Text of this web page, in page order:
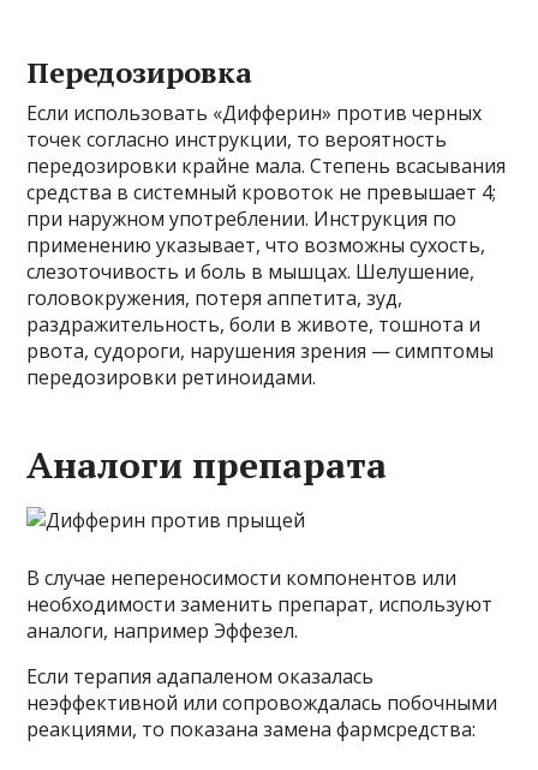
Передозировка
Если использовать «Дифферин» против черных
точек согласно инструкции, то вероятность
передозировки крайне мала. Степень всасывания
средства в системный кровоток не превышает 4;
при наружном употреблении. Инструкция по
применению указывает, что возможны сухость,
слезоточивость и боль в мышцах. Шелушение,
головокружения, потеря аппетита, зуд,
раздражительность, боли в животе, тошнота и
рвота, судороги, нарушения зрения — симптомы
передозировки ретиноидами.
Аналоги препарата
В случае непереносимости компонентов или
необходимости заменить препарат, используют
аналоги, например Эффезел.
Если терапия адапаленом оказалась
неэффективной или сопровождалась побочными
реакциями, то показана замена фармсредства: